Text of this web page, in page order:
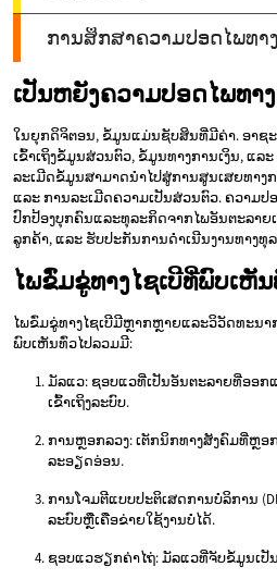
ເປັນຫຍັງຄວາມປອດໄພທາ
ໃນຍຸກດິຈິຕອນ, ຂໍ້ມູນແມ່ນຊັບສິນທີ່ມີຄ່າ. ອາຊ
ເຂົ້າເຖິງຂໍ້ມູນສ່ວນຕົວ, ຂໍ້ມູນທາງການເງິນ, ແລ
ລະເມີດຂໍ້ມູນສາມາດນຳໄປສູ່ການສູນເສຍທາງ
ແລະ ການລະເມີດຄວາມເປັນສ່ວນຕົວ. ຄວາມປ
ປົກປ້ອງບຸກຄົນແລະທຸລະກິດຈາກໄພອັນຕະລາຍ
ລູກຄ້າ, ແລະ ຮັບປະກັນການດຳເນີນງານທາງທຸ
ໄພຂົ່ມຂູ່ທາງໄຊເບີທີ່ພົບເຫັ
ໄພຂົ່ມຂູ່ທາງໄຊເບີມີຫຼາກຫຼາຍແລະວິວັດທະນາ
ພົບເຫັນທົ່ວໄປລວມມີ:
ມັລແວ: ຊອບແວທີ່ເປັນອັນຕະລາຍທີ່ອອກ
ເຂົ້າເຖິງລະບົບ.
ການຫຼອກລວງ: ເຕັກນິກທາງສັງຄົມທີ່ຫຼ
ລະອຽດອ່ອນ.
ການໂຈມຕີແບບປະຕິເສດການບໍລິການ
ລະບົບຫຼືເຄືອຂ່າຍໃຊ້ງານບໍ່ໄດ້.
ຊອບແວຮຽກຄ່າໄຖ່: ມັລແວທີ່ຈັບຂໍ້ມູນເປັ